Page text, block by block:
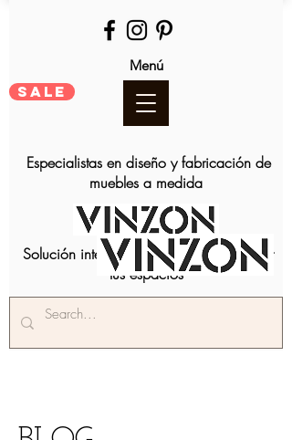
Menú
SALE
Especialistas en diseño y fabricación de
muebles a medida
Solución integral para amoblar y decorar
tus espacios